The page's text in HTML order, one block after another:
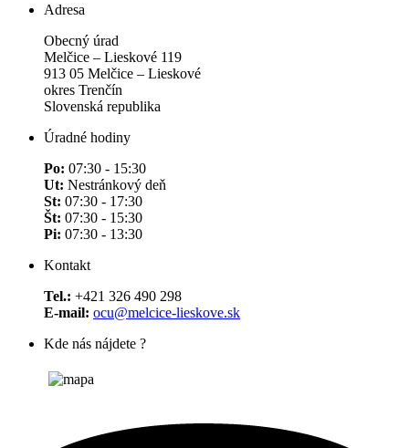
Adresa
Obecný úrad
Melčice – Lieskové 119
913 05 Melčice – Lieskové
okres Trenčín
Slovenská republika
Úradné hodiny
Po: 07:30 - 15:30
Ut: Nestránkový deň
St: 07:30 - 17:30
Št: 07:30 - 15:30
Pi: 07:30 - 13:30
Kontakt
Tel.: +421 326 490 298
E-mail: ocu@melcice-lieskove.sk
Kde nás nájdete ?